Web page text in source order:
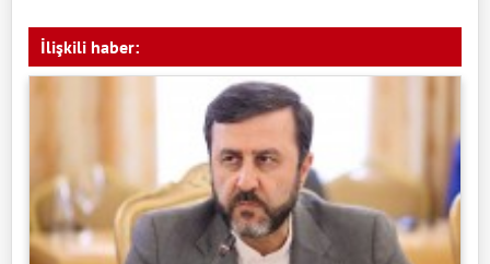
İlişkili haber: